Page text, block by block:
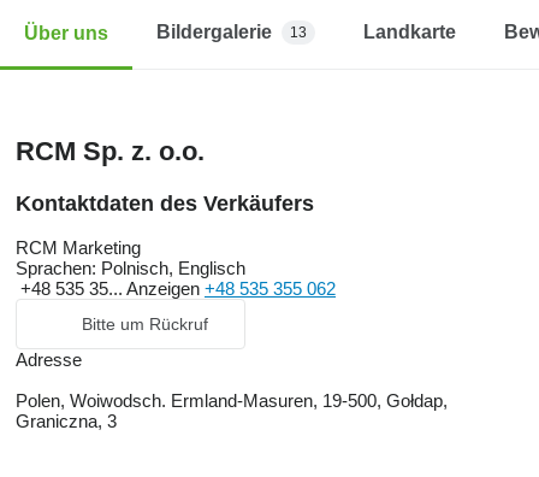
Über uns Bildergalerie 13 Landkarte
RCM Sp. z. o.o.
Kontaktdaten des Verkäufers
RCM Marketing
Sprachen: Polnisch, Englisch
+48 535 35... Anzeigen +48 535 355 062
Bitte um Rückruf
Adresse
Polen, Woiwodsch. Ermland-Masuren, 19-500, Gołdap,
Graniczna, 3